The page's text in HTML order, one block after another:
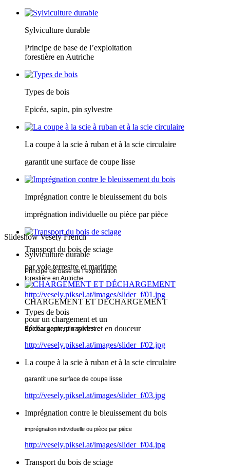
Sylviculture durable
Principe de base de l’exploitation
forestière en Autriche
Types de bois
Epicéa, sapin, pin sylvestre
La coupe à la scie à ruban et à la scie circulaire
garantit une surface de coupe lisse
Imprégnation contre le bleuissement du bois
imprégnation individuelle ou pièce par pièce
Transport du bois de sciage
par voie terrestre et maritime
CHARGEMENT ET DÉCHARGEMENT
pour un chargement et un
déchargement rapides et en douceur
Slideshow Vesely French
Sylviculture durable
Principe de base de l’exploitation
forestière en Autriche
http://vesely.piksel.at/images/slider_f/01.jpg
Types de bois
Epicéa, sapin, pin sylvestre
http://vesely.piksel.at/images/slider_f/02.jpg
La coupe à la scie à ruban et à la scie circulaire
garantit une surface de coupe lisse
http://vesely.piksel.at/images/slider_f/03.jpg
Imprégnation contre le bleuissement du bois
imprégnation individuelle ou pièce par pièce
http://vesely.piksel.at/images/slider_f/04.jpg
Transport du bois de sciage